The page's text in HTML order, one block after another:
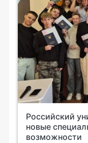
Российский
новые
возможности